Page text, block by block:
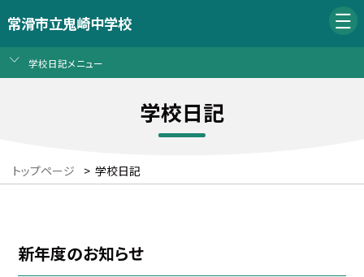
常滑市立鬼崎中学校
学校日記メニュー
学校日記
トップページ > 学校日記
新年度のお知らせ